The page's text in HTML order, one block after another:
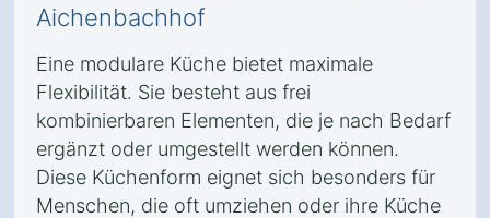
Aichenbachhof
Eine modulare Küche bietet maximale
Flexibilität. Sie besteht aus frei
kombinierbaren Elementen, die je nach Bedarf
ergänzt oder umgestellt werden können.
Diese Küchenform eignet sich besonders für
Menschen, die oft umziehen oder ihre Küche